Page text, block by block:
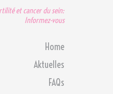
et cancer du sein:
Informez-vous
Home
Aktuelles
FAQs